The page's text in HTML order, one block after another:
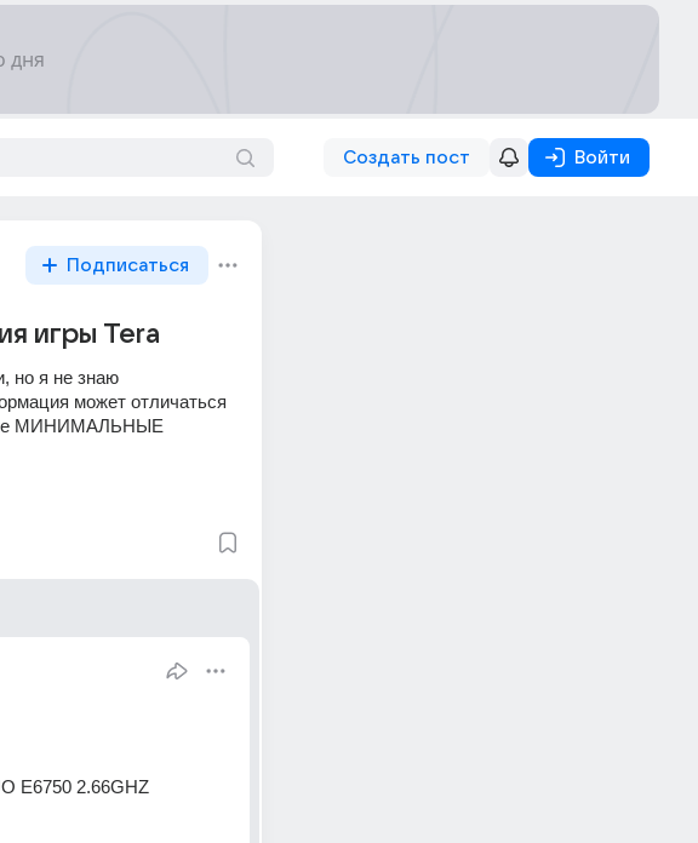
Создать пост Войти
Подписаться
игры Tera
но я не знаю
может отличаться
МИНИМАЛЬНЫЕ
E6750 2.66GHZ